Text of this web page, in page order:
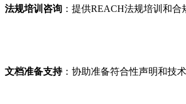
法规培训咨询 ：提供REACH法规培训和合
文档准备支持：协助准备符合性声明和技